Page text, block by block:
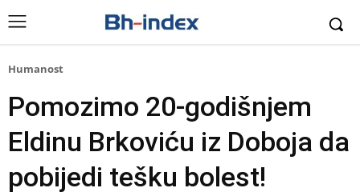
Humanost
Pomozimo 20-godišnjem
Eldinu Brkoviću iz Doboja da
pobijedi tešku bolest!